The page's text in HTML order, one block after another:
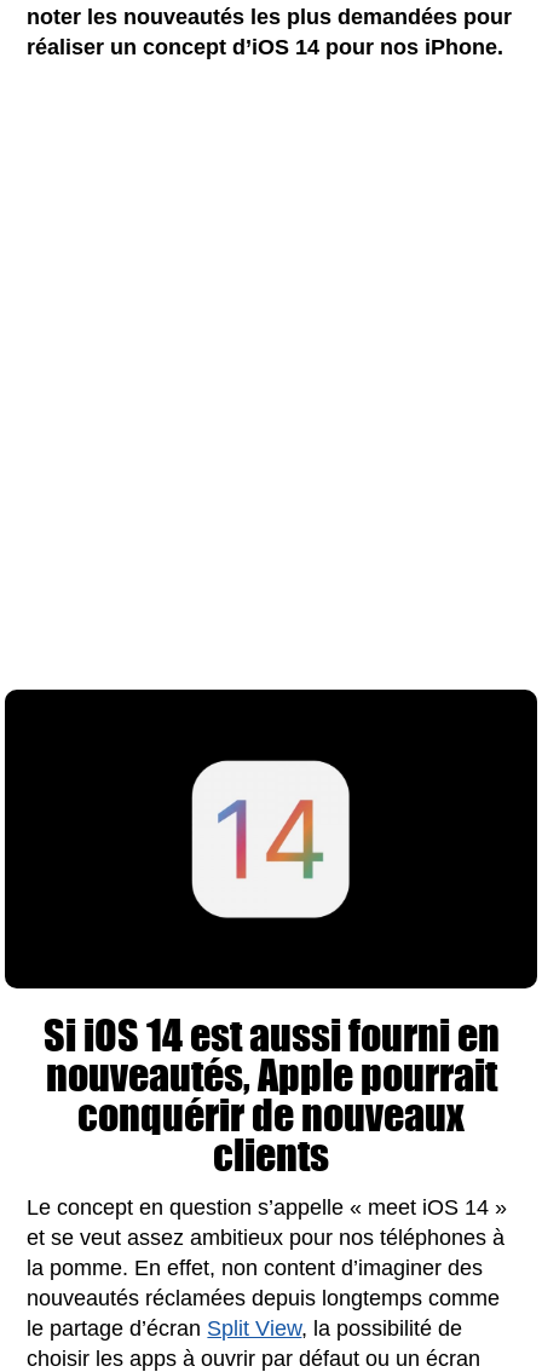
noter les nouveautés les plus demandées pour
réaliser un concept d’iOS 14 pour nos iPhone.
Si iOS 14 est aussi fourni en
nouveautés, Apple pourrait
conquérir de nouveaux
clients
Le concept en question s’appelle « meet iOS 14 »
et se veut assez ambitieux pour nos téléphones à
la pomme. En effet, non content d’imaginer des
nouveautés réclamées depuis longtemps comme
le partage d’écran Split View, la possibilité de
choisir les apps à ouvrir par défaut ou un écran